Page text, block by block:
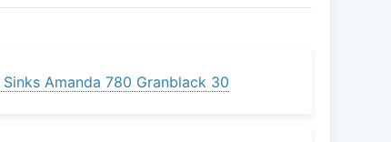
Amanda 780 Granblack 30